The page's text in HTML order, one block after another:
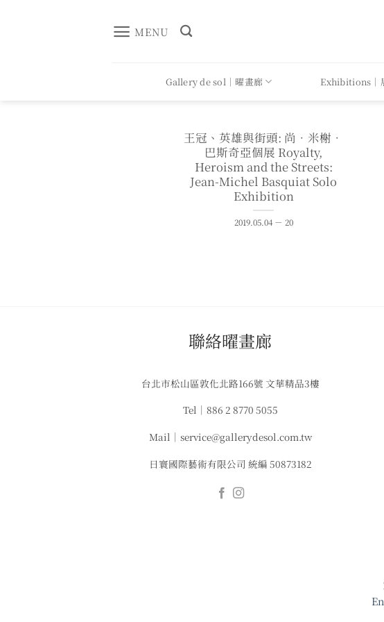
MENU
Gallery de sol｜曜畫廊 Exhibitions｜
王冠、英雄與街頭: 尚．米榭．
巴斯奇亞個展 Royalty,
Heroism and the Streets:
Jean-Michel Basquiat Solo
Exhibition
2019.05.04 － 20
​聯絡曜畫廊
台北市松山區敦化北路166號 文華精品3樓
Tel｜886 2 8770 5055
Mail｜service@gallerydesol.com.tw
日寰國際藝術有限公司 統編 50873182